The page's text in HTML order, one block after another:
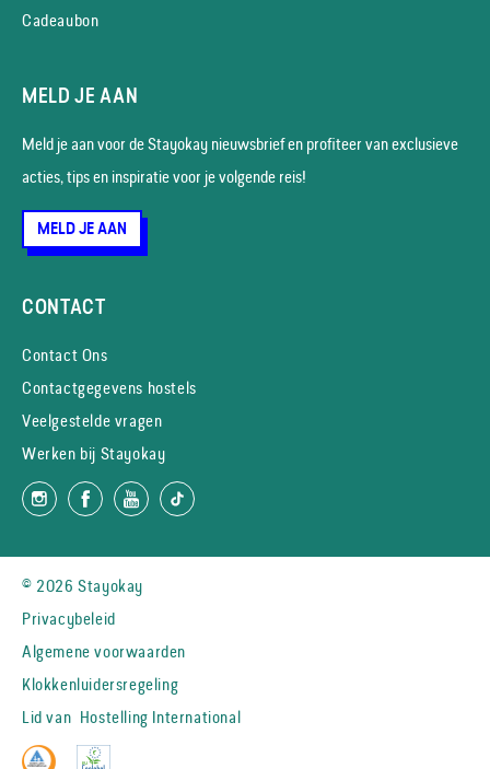
Cadeaubon
MELD JE AAN
Meld je aan voor de Stayokay nieuws­brief en profiteer van exclusieve
acties, tips en inspiratie voor je volgende reis!
MELD JE AAN
CONTACT
Contact Ons
Contactgegevens hostels
Veelgestelde vragen
Werken bij Stayokay
© 2026 Stayokay
Privacybeleid
Algemene voorwaarden
Klokkenluidersregeling
Lid van Hostelling International